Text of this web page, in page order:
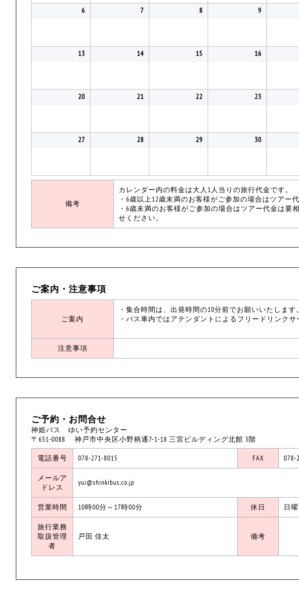
6 7 8 9
13 14 15 16
20 21 22 23
27 28 29 30
備考
カレンダー内の料金は大人1人当りの旅行代金です。
・6歳以上12歳未満のお客様がご参加の場合はツアー
・6歳未満のお客様がご参加の場合はツアー代金は要
せください。
ご案内・注意事項
ご案内
・集合時間は、出発時間の10分前でお願いいたします。
・バス車内ではアテンダントによるフリードリンクサ
注意事項
ご予約・お問合せ
神姫バス ゆい予約センター
〒651-0088 神戸市中央区小野柄通7-1-18 三宮ビルディング北館 3階
電話番号 078-271-8015 FAX 078-
メールア
ドレス
yui@shinkibus.co.jp
営業時間 10時00分～17時00分 休日 日
旅行業務
取扱管理
者
戸田 佳太 備考